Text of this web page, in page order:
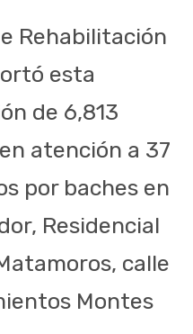
Rehabilitación
esta
de 6,813
atención a 37
por baches en
Residencial
calle
Montes